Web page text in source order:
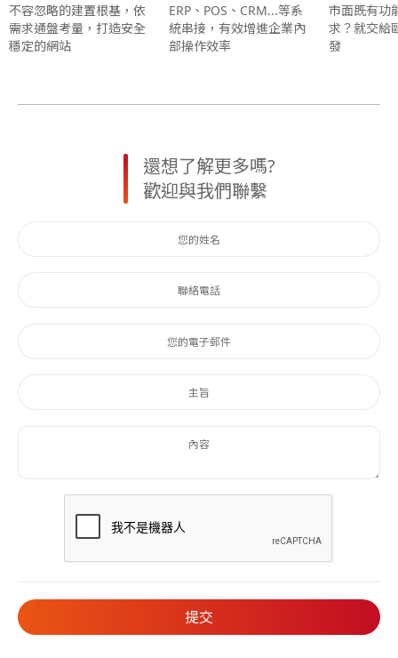
不容忽略的建置根基，依
需求通盤考量，打造安全
穩定的網站
ERP、POS、CRM...等系
統串接，有效增進企業內
部操作效率
市面既有功
求？就交給
發
還想了解更多嗎?
歡迎與我們聯繫